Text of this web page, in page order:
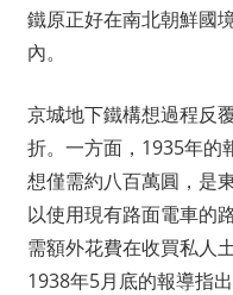
鐵原正好在南北朝鮮國
內。
京城地下鐵構想過程反
折。一方面，1935年的
想僅需約八百萬圓，是
以使用現有路面電車的
需額外花費在收買私人
1938年5月底的報導指